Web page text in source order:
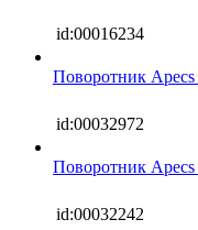
id:00016234
Поворотник
id:00032972
Поворотник
id:00032242